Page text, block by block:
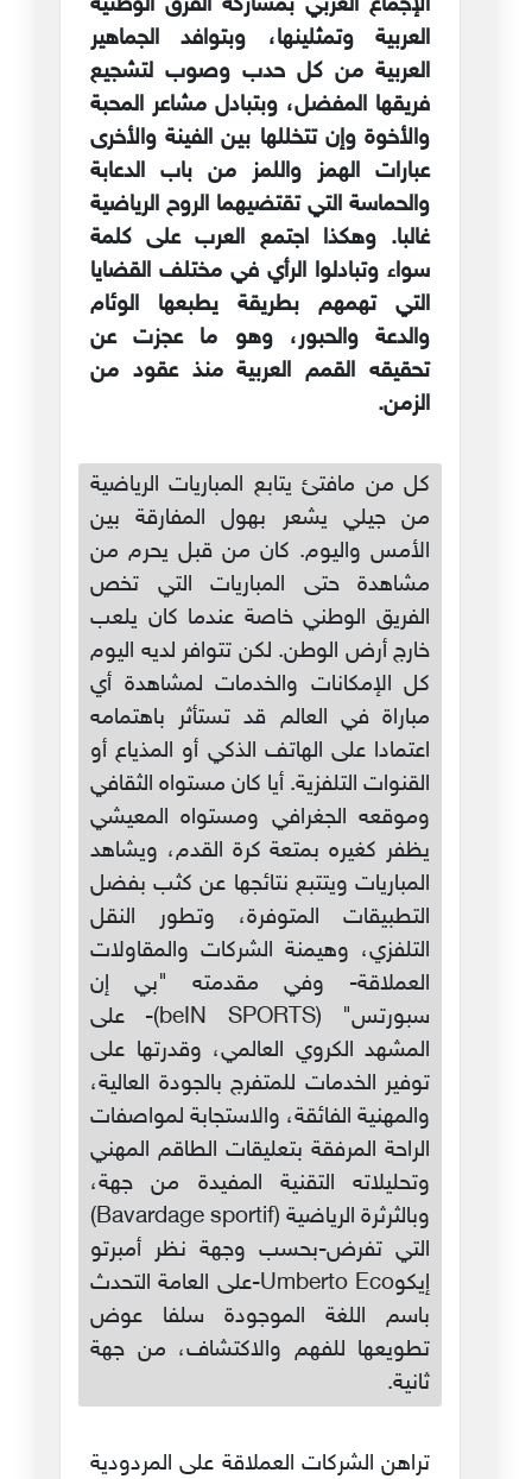
العربية وتمثلينها، وبتوافد الجماهير
العربية من كل حدب وصوب لتشجيع
فريقها المفضل، وبتبادل مشاعر المحبة
والأخوة وإن تتخللها بين الفينة والأخرى
عبارات الهمز واللمز من باب الدعابة
والحماسة التي تقتضيهما الروح الرياضية
غالبا. وهكذا اجتمع العرب على كلمة
سواء وتبادلوا الرأي في مختلف القضايا
التي تهمهم بطريقة يطبعها الوئام
والدعة والحبور، وهو ما عجزت عن
تحقيقه القمم العربية منذ عقود من
الزمن.
كل من مافتئ يتابع المباريات الرياضية
من جيلي يشعر بهول المفارقة بين
الأمس واليوم. كان من قبل يحرم من
مشاهدة حتى المباريات التي تخص
الفريق الوطني خاصة عندما كان يلعب
خارج أرض الوطن. لكن تتوافر لديه اليوم
كل الإمكانات والخدمات لمشاهدة أي
مباراة في العالم قد تستأثر باهتمامه
اعتمادا على الهاتف الذكي أو المذياع أو
القنوات التلفزية. أيا كان مستواه الثقافي
وموقعه الجغرافي ومستواه المعيشي
يظفر كغيره بمتعة كرة القدم، ويشاهد
المباريات ويتتبع نتائجها عن كثب بفضل
التطبيقات المتوفرة، وتطور النقل
التلفزي، وهيمنة الشركات والمقاولات
العملاقة- وفي مقدمته "بي إن
سبورتس" (beIN SPORTS)- على
المشهد الكروي العالمي، وقدرتها على
توفير الخدمات للمتفرج بالجودة العالية،
والمهنية الفائقة، والاستجابة لمواصفات
الراحة المرفقة بتعليقات الطاقم المهني
وتحليلاته التقنية المفيدة من جهة،
وبالثرثرة الرياضية (Bavardage sportif)
التي تفرض-بحسب وجهة نظر أمبرتو
إيكوUmberto Eco-على العامة التحدث
باسم اللغة الموجودة سلفا عوض
تطويعها للفهم والاكتشاف، من جهة
ثانية.
تراهن الشركات العملاقة على المردودية